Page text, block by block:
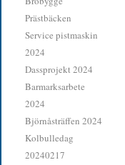
Prästbäcken
Service pistmaskin
2024
Dassprojekt 2024
Barmarksarbete
2024
Björnåsträffen 2024
Kolbulledag
20240217